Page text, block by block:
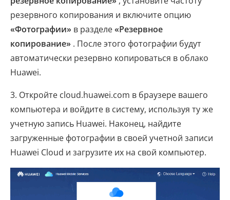
резервного копирования и включите опцию
«Фотографии» в разделе«Резервное
копирование» . После этого фотографии будут
автоматически резервно копироваться в облако
Huawei.
3. Откройте cloud.huawei.com в браузере вашего
компьютера и войдите в систему, используя ту же
учетную запись Huawei. Наконец, найдите
загруженные фотографии в своей учетной записи
Huawei Cloud и загрузите их на свой компьютер.